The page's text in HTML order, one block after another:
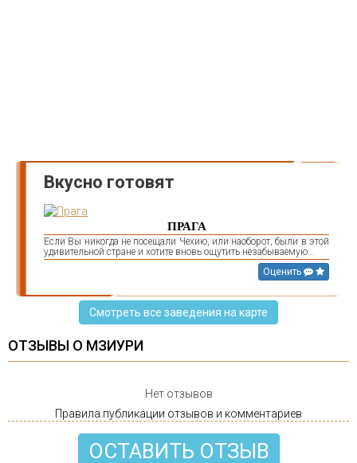
Вкусно готовят
ПРАГА
Если Вы никогда не посещали Чехию, или наоборот, были в этой
удивительной стране и хотите вновь ощутить незабываемую...
Оценить
Смотреть все заведения на карте
ОТЗЫВЫ О МЗИУРИ
Нет отзывов
Правила публикации отзывов и комментариев
ОСТАВИТЬ ОТЗЫВ